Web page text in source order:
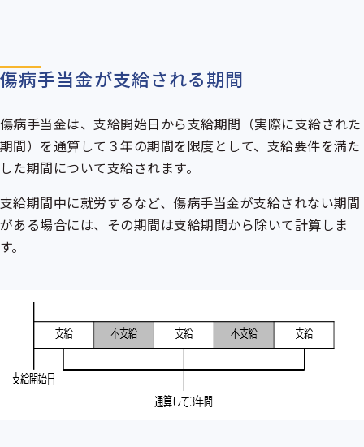
傷病手当金が支給される期間
傷病手当金は、支給開始日から支給期間（実際に支給された
期間）を通算して３年の期間を限度として、支給要件を満た
した期間について支給されます。
支給期間中に就労するなど、傷病手当金が支給されない期間
がある場合には、その期間は支給期間から除いて計算しま
す。